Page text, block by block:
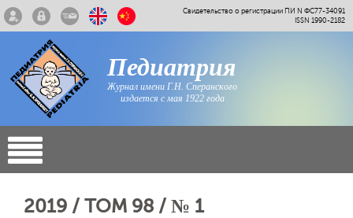
Свидетельство о регистрации ПИ N ФС77-34091
ISSN 1990-2182
Педиатрия
Журнал имени Г.Н. Сперанского
издается с мая 1922 года
2019 / ТОМ 98 / № 1